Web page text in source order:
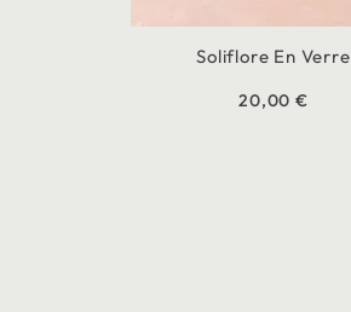
Soliflore En Verre
20,00 €